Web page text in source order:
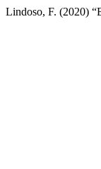
Lindoso, F. (2020)